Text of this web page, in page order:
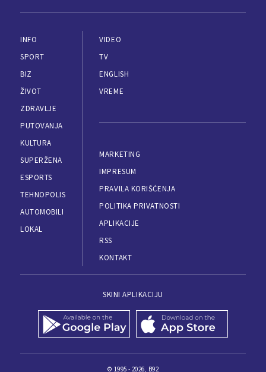
INFO
SPORT
BIZ
ŽIVOT
ZDRAVLJE
PUTOVANJA
KULTURA
SUPERŽENA
ESPORTS
TEHNOPOLIS
AUTOMOBILI
LOKAL
VIDEO
TV
ENGLISH
VREME
MARKETING
IMPRESUM
PRAVILA KORIŠĆENJA
POLITIKA PRIVATNOSTI
APLIKACIJE
RSS
KONTAKT
SKINI APLIKACIJU
© 1995 - 2026, B92